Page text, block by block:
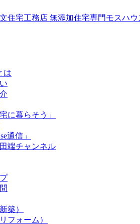
宅工務店 無添加住宅専門モスハウス
は
に暮らそう」
通信」
端チャンネル
築）
フォーム）